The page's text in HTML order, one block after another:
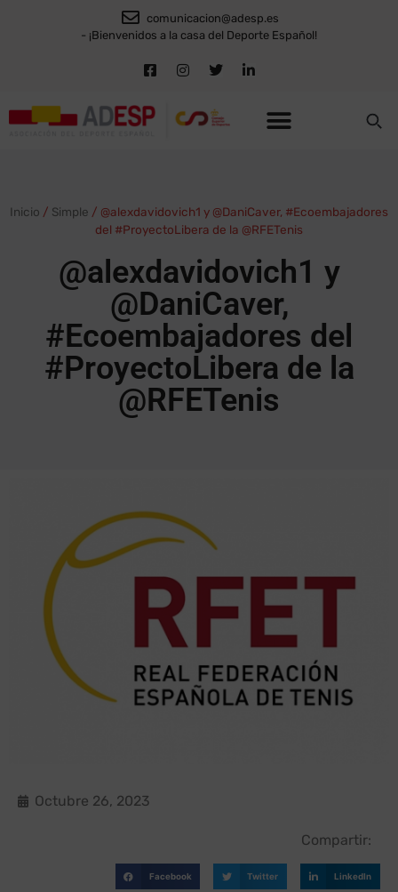
comunicacion@adesp.es
- ¡Bienvenidos a la casa del Deporte Español!
Inicio / Simple / @alexdavidovich1 y @DaniCaver, #Ecoembajadores
del #ProyectoLibera de la @RFETenis
@alexdavidovich1 y
@DaniCaver,
#Ecoembajadores del
#ProyectoLibera de la
@RFETenis
Octubre 26, 2023
Compartir:
Facebook Twitter LinkedIn